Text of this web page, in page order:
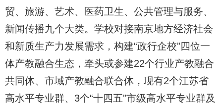
贸、旅游、艺术、医药卫生、公共管理与服务、
新闻传播九个大类。学校对接南京地方经济社会
和新质生产力发展需求，构建“政行企校”四位一
体产教融合生态，牵头或参建22个行业产教融合
共同体、市域产教融合联合体，现有2个江苏省
高水平专业群、3个“十四五”市级高水平专业群及